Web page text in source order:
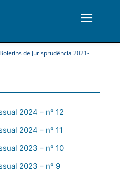
Boletins de Jurisprudência 2021-
2024 – nº 12
2024 – nº 11
2023 – nº 10
2023 – nº 9